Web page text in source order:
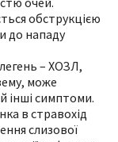
обструкцією
до нападу
– ХОЗЛ,
може
інші симптоми.
в стравохід
слизової